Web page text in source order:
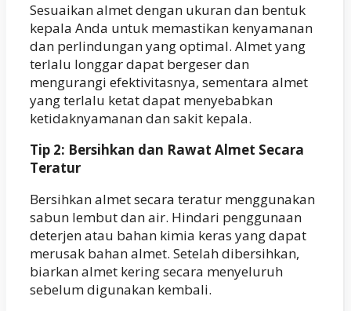
Sesuaikan almet dengan ukuran dan bentuk
kepala Anda untuk memastikan kenyamanan
dan perlindungan yang optimal. Almet yang
terlalu longgar dapat bergeser dan
mengurangi efektivitasnya, sementara almet
yang terlalu ketat dapat menyebabkan
ketidaknyamanan dan sakit kepala.
Tip 2: Bersihkan dan Rawat Almet Secara
Teratur
Bersihkan almet secara teratur menggunakan
sabun lembut dan air. Hindari penggunaan
deterjen atau bahan kimia keras yang dapat
merusak bahan almet. Setelah dibersihkan,
biarkan almet kering secara menyeluruh
sebelum digunakan kembali.